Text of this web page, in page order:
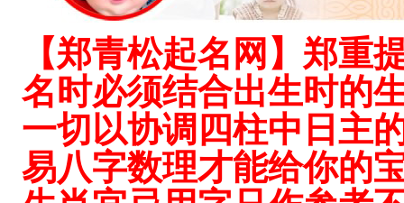
【郑青松起名网】郑重
名时必须结合出生时的
一切以协调四柱中日主
易八字数理才能给你的